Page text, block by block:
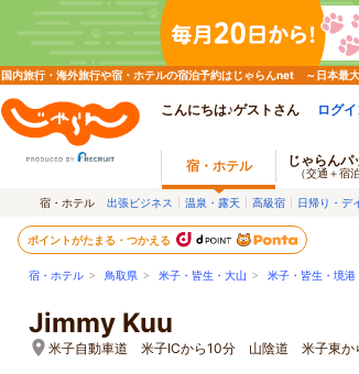
国内旅行・海外旅行や宿・ホテルの宿泊予約はじゃらんnet ～日本最
こんにちは♪ゲストさん ログ
宿・ホテル じゃらんパ
（交通＋宿泊
宿・ホテル 出張ビジネス 温泉・露天 高級宿 日帰り・デ
ポイントがたまる・つかえる
宿・ホテル > 鳥取県 > 米子・皆生・大山 > 米子・皆生・境港
Jimmy Kuu
米子自動車道 米子ICから10分 山陰道 米子東か